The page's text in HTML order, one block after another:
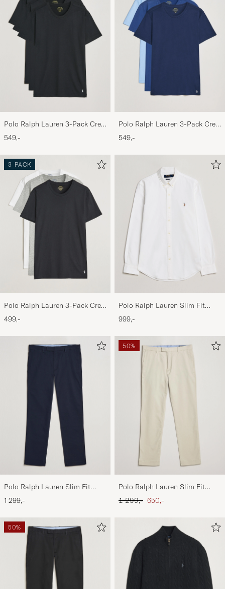
Polo Ralph Lauren 3-Pack Crew
Neck T-Shirt Black
549,-
Polo Ralph Lauren 3-Pack Crew
Neck T-Shirt Navy/Light
Navy/Elite Blue
549,-
3-PACK
Polo Ralph Lauren 3-Pack Crew
Neck T-Shirt
White/Black/Andover Heather
499,-
Polo Ralph Lauren Slim Fit
Shirt Oxford White
999,-
Polo Ralph Lauren Slim Fit
Stretch Chinos Aviator Navy
1 299,-
50%
Polo Ralph Lauren Slim Fit
Stretch Chinos Beige
Ordinary pris
1 299,- Nedsat pris
650,-
50%